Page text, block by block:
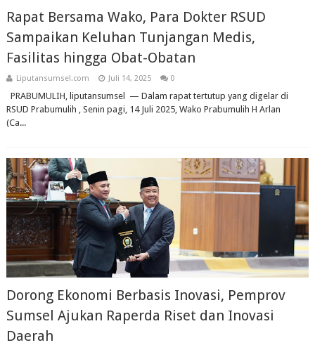
Rapat Bersama Wako, Para Dokter RSUD
Sampaikan Keluhan Tunjangan Medis,
Fasilitas hingga Obat-Obatan
Liputansumsel.com Juli 14, 2025 0
PRABUMULIH, liputansumsel — Dalam rapat tertutup yang digelar di
RSUD Prabumulih , Senin pagi, 14 Juli 2025, Wako Prabumulih H Arlan
(Ca...
Dorong Ekonomi Berbasis Inovasi, Pemprov
Sumsel Ajukan Raperda Riset dan Inovasi
Daerah